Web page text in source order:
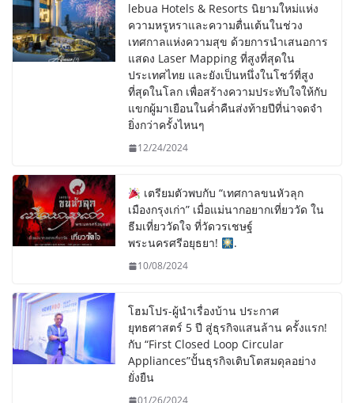
lebua Hotels & Resorts นิยามใหม่แห่ง
ความหรูหราและความตื่นเต้นในช่วง
เทศกาลแห่งความสุข ด้วยการนำเสนอการ
แสดง Laser Mapping ที่สูงที่สุดใน
ประเทศไทย และยังเป็นหนึ่งในโชว์ที่สูง
ที่สุดในโลก เพื่อสร้างความประทับใจให้กับ
แขกผู้มาเยือนในค่ำคืนส่งท้ายปีที่น่าจดจำ
ยิ่งกว่าครั้งไหนๆ
12/24/2024
เตรียมตัวพบกับ “เทศกาลขนหัวลุก
เมืองกรุงเก่า” เมื่อแม่นากอยากเที่ยววัด ใน
ธีมเที่ยววัดใจ ที่วัดวรเชษฐ์
พระนครศรีอยุธยา!
.
10/08/2024
โฮมโปร-ผู้นำเรื่องบ้าน ประกาศ
ยุทธศาสตร์ 5 ปี สู่ธุรกิจแสนล้าน ครั้งแรก!
กับ “First Closed Loop Circular
Appliances”ปั้นธุรกิจเติบโตสมดุลอย่าง
ยั่งยืน